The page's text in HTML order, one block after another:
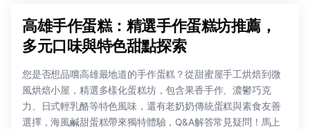
高雄手作蛋糕：精選手作蛋糕坊推薦，
多元口味與特色甜點探索
您是否想品嚐高雄最地道的手作蛋糕？從甜蜜屋手工烘焙到微
風烘焙小屋，精選多樣化蛋糕坊，包含果香手作、濃鬱巧克
力、日式輕乳酪等特色風味，還有老奶奶傳統蛋糕與素食友善
選擇，海風鹹甜蛋糕帶來獨特體驗，Q&A解答常見疑問！馬上